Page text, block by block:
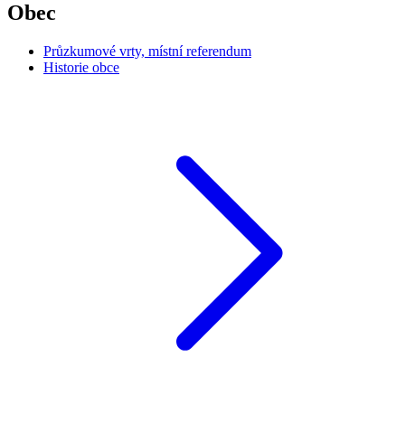
Obec
Průzkumové vrty, místní referendum
Historie obce